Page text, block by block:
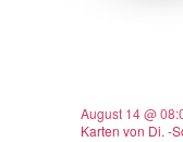
August 14 @
Karten von Di. -